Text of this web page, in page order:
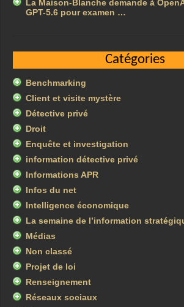
La Maison-Blanche demande à
GPT-5.6 pour examen …
Catégories
Benchmarking
Client et visite mystère
Détective privé
Droit
Enquête et investigation
information détective privé
Informations APR
Infos du net
Intelligence économique
La semaine de l’information
Médias
Non classé
Projet de loi
Renseignement
Réseaux sociaux